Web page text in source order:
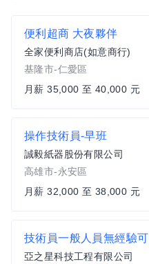
便利超商 大夜夥伴
全家便利商店(如意商行)
基隆市-仁愛區
月薪 35,000 至 40,000 元
操作技術員-早班
誠毅紙器股份有限公司
高雄市-永安區
月薪 32,000 至 38,000 元
技術員一般人員無經驗可
亞之星科技工程有限公司